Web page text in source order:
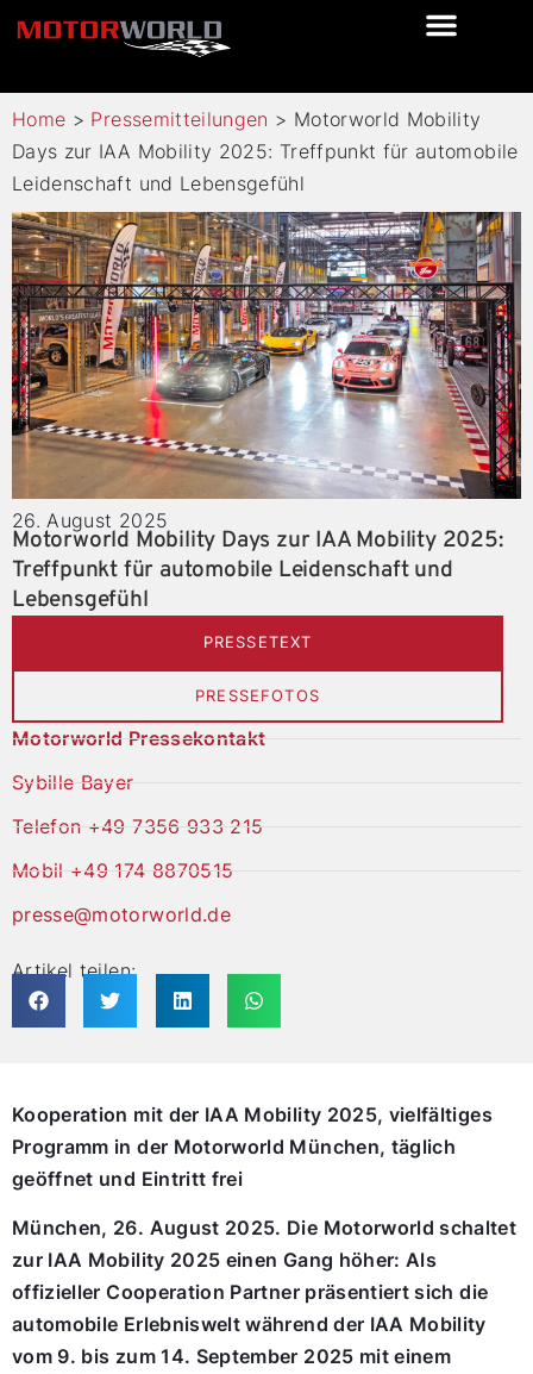
Home > Pressemitteilungen > Motorworld Mobility
Days zur IAA Mobility 2025: Treffpunkt für automobile
Leidenschaft und Lebensgefühl
26. August 2025
Motorworld Mobility Days zur IAA Mobility 2025:
Treffpunkt für automobile Leidenschaft und
Lebensgefühl
PRESSETEXT
PRESSEFOTOS
Motorworld Pressekontakt
Sybille Bayer
Telefon +49 7356 933 215
Mobil +49 174 8870515
presse@motorworld.de
Artikel teilen:
Kooperation mit der IAA Mobility 2025, vielfältiges
Programm in der Motorworld München, täglich
geöffnet und Eintritt frei
München, 26. August 2025. Die Motorworld schaltet
zur IAA Mobility 2025 einen Gang höher: Als
offizieller Cooperation Partner präsentiert sich die
automobile Erlebniswelt während der IAA Mobility
vom 9. bis zum 14. September 2025 mit einem